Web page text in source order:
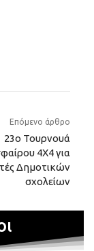
Επόμενο άρθρο
23ο Τουρνουά
4Χ4 για
Δημοτικών
σχολείων